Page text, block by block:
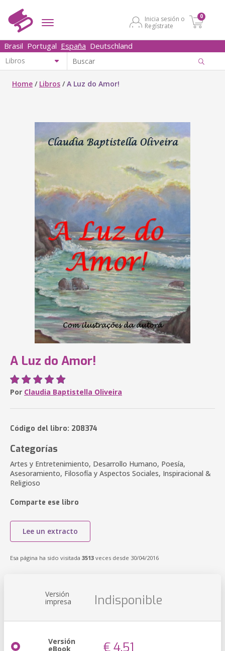
Inicia sesión o
Regístrate
0
Brasil Portugal España Deutschland
Home / Libros /A Luz do Amor!
A Luz do Amor!
Por Claudia Baptistella Oliveira
Código del libro: 208374
Categorías
Artes y Entretenimiento, Desarrollo Humano, Poesía,
Asesoramiento, Filosofía y Aspectos Sociales, Inspiracional &
Religioso
Comparte ese libro
Lee un extracto
Esa página ha sido visitada 3513 veces desde 30/04/2016
Versión
impresa Indisponible
Versión
eBook € 4,51